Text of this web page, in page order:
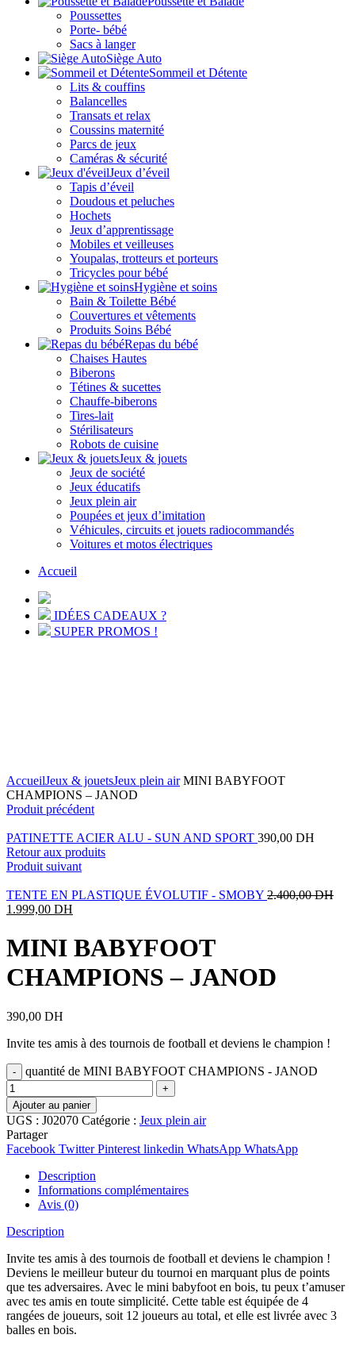
Poussettes
Porte- bébé
Sacs à langer
Siège Auto
Sommeil et Détente
Lits & couffins
Balancelles
Transats et relax
Coussins maternité
Parcs de jeux
Caméras & sécurité
Jeux d’éveil
Tapis d’éveil
Doudous et peluches
Hochets
Jeux d’apprentissage
Mobiles et veilleuses
Youpalas, trotteurs et porteurs
Tricycles pour bébé
Hygiène et soins
Bain & Toilette Bébé
Couvertures et vêtements
Produits Soins Bébé
Repas du bébé
Chaises Hautes
Biberons
Tétines & sucettes
Chauffe-biberons
Tires-lait
Stérilisateurs
Robots de cuisine
Jeux & jouets
Jeux de société
Jeux éducatifs
Jeux plein air
Poupées et jeux d’imitation
Véhicules, circuits et jouets radiocommandés
Voitures et motos électriques
Accueil
IDÉES CADEAUX ?
SUPER PROMOS !
AccueilJeux & jouetsJeux plein airMINI BABYFOOT
CHAMPIONS – JANOD
Produit précédent
PATINETTE ACIER ALU - SUN AND SPORT 390,00 DH
Retour aux produits
Produit suivant
TENTE EN PLASTIQUE ÉVOLUTIF - SMOBY 2.400,00DH
1.999,00 DH
MINI BABYFOOT
CHAMPIONS – JANOD
390,00 DH
Invite tes amis à des tournois de football et deviens le champion !
quantité de MINI BABYFOOT CHAMPIONS - JANOD
Ajouter au panier
UGS : J02070 Catégorie : Jeux plein air
Partager
Facebook Twitter Pinterest linkedin WhatsApp WhatsApp
Description
Informations complémentaires
Avis (0)
Description
Invite tes amis à des tournois de football et deviens le champion !
Deviens le meilleur buteur du tournoi en marquant plus de points
que tes adversaires. Avec le mini babyfoot en bois, tu peux t’amuser
avec tes amis en toute simplicité. Cette table est équipée de 4
rangées de joueurs, soit 12 joueurs au total, et elle est livrée avec 3
balles en bois.